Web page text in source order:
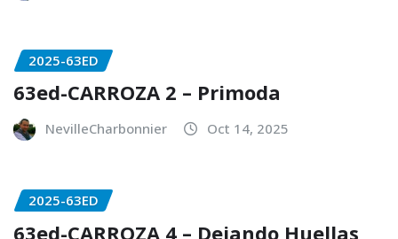
2025-63ED
63ed-CARROZA 2 – Primoda
NevilleCharbonnier Oct 14, 2025
2025-63ED
63ed-CARROZA 4 – Dejando Huellas